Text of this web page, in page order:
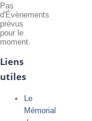
Pas
d'Évènements
prévus
pour le
moment.
Liens
utiles
Le
Mémorial